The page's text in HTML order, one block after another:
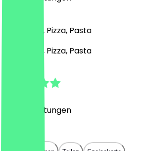
Italienisch, Pizza, Pasta
Italienisch, Pizza, Pasta
Bewertungen